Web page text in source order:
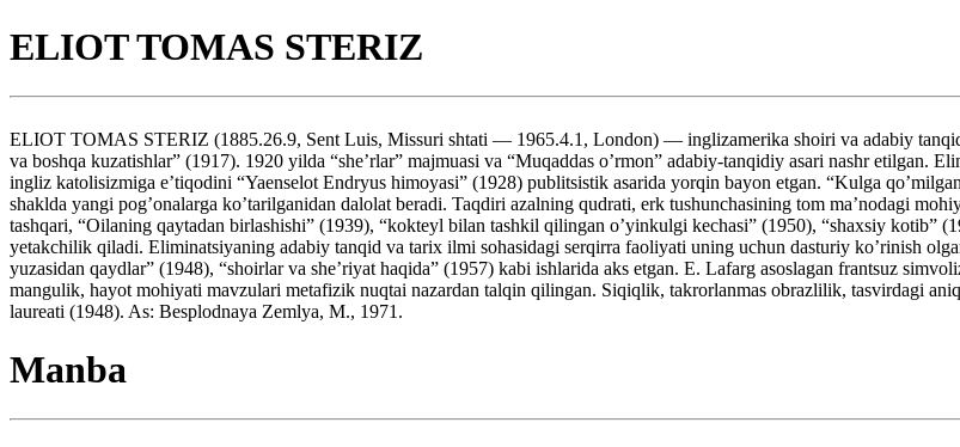
ELIOT TOMAS STERIZ
ELIOT TOMAS STERIZ (1885.26.9, Sent Luis, Missuri shtati — 1965.4.1, London) — inglizamerika shoiri va adabiy
va boshqa kuzatishlar” (1917). 1920 yilda “she’rlar” majmuasi va “Muqaddas o’rmon” adabiy-tanqidiy asari nashr
ingliz katolisizmiga e’tiqodini “Yaenselot Endryus himoyasi” (1928) publitsistik asarida yorqin bayon etgan. “Kulga
shaklda yangi pog’onalarga ko’tarilganidan dalolat beradi. Taqdiri azalning qudrati, erk tushunchasining tom ma’nodagi
tashqari, “Oilaning qaytadan birlashishi” (1939), “kokteyl bilan tashkil qilingan o’yinkulgi kechasi” (1950), “shaxsiy kotib”
yetakchilik qiladi. Eliminatsiyaning adabiy tanqid va tarix ilmi sohasidagi serqirra faoliyati uning uchun dasturiy ko’rinish
yuzasidan qaydlar” (1948), “shoirlar va she’riyat haqida” (1957) kabi ishlarida aks etgan. E. Lafarg asoslagan frantsuz
mangulik, hayot mohiyati mavzulari metafizik nuqtai nazardan talqin qilingan. Siqiqlik, takrorlanmas obrazlilik, tasvirdagi
laureati (1948). As: Besplodnaya Zemlya, M., 1971.
Manba